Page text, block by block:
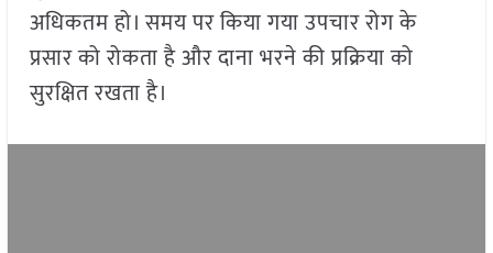
अधिकतम हो। समय पर किया गया उपचार रोग के
प्रसार को रोकता है और दाना भरने की प्रक्रिया को
सुरक्षित रखता है।